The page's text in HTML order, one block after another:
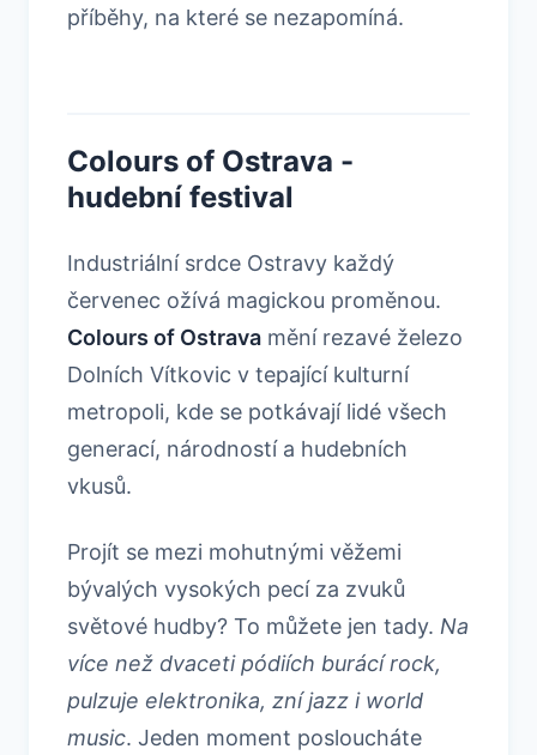
příběhy, na které se nezapomíná.
Colours of Ostrava -
hudební festival
Industriální srdce Ostravy každý
červenec ožívá magickou proměnou.
Colours of Ostrava mění rezavé železo
Dolních Vítkovic v tepající kulturní
metropoli, kde se potkávají lidé všech
generací, národností a hudebních
vkusů.
Projít se mezi mohutnými věžemi
bývalých vysokých pecí za zvuků
světové hudby? To můžete jen tady. Na
více než dvaceti pódiích burácí rock,
pulzuje elektronika, zní jazz i world
music. Jeden moment posloucháte